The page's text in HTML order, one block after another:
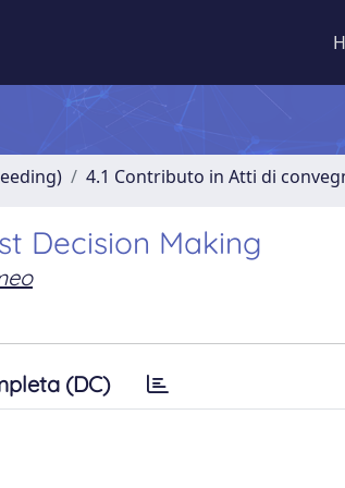
4.1 Contributo in Atti di
Decision Making
(DC)